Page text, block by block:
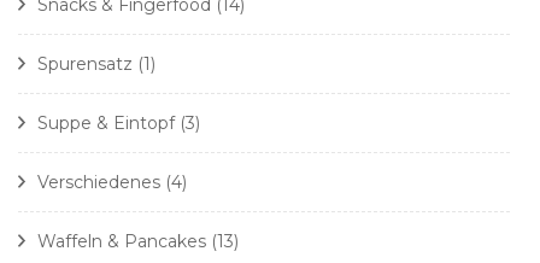
Snacks & Fingerfood (14)
Spurensatz (1)
Suppe & Eintopf(3)
Verschiedenes (4)
Waffeln & Pancakes (13)